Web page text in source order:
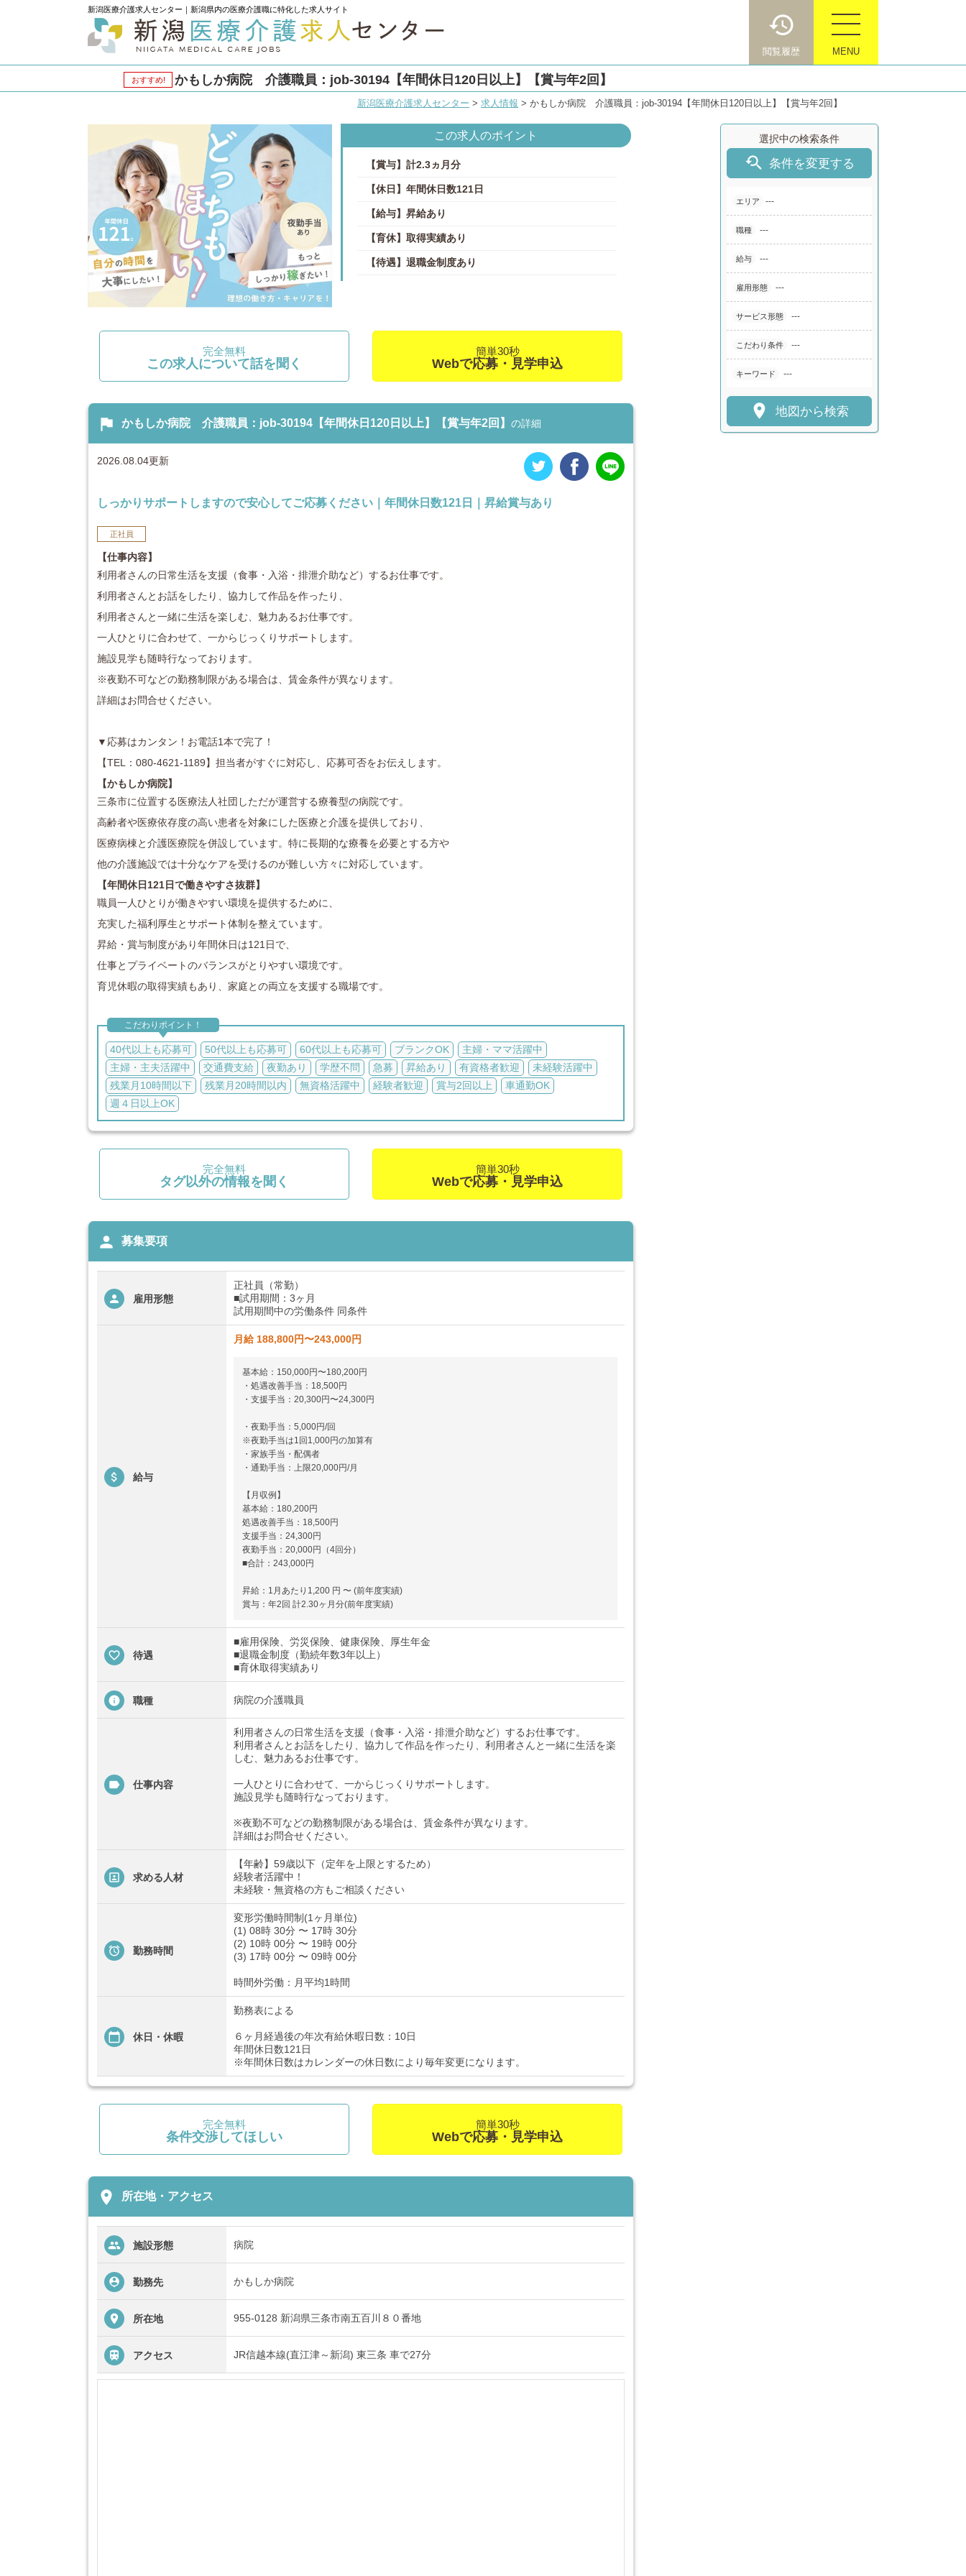
新潟医療介護求人センター｜新潟県内の医療介護職に特化した求人サイト
MENU
閲覧履歴
おすすめ! かもしか病院 介護職員：job-30194【年間休日120日以上】【賞与年2回】
新潟医療介護求人センター > 求人情報 > かもしか病院 介護職員：job-30194【年間休日120日以上】【賞与年2回】
選択中の検索条件
 条件を変更する
エリア ---
職種 ---
給与 ---
雇用形態 ---
サービス形態 ---
こだわり条件 ---
キーワード ---
 地図から検索
この求人のポイント
【賞与】計2.3ヵ月分
【休日】年間休日数121日
【給与】昇給あり
【育休】取得実績あり
【待遇】退職金制度あり
完全無料
この求人について話を聞く
簡単30秒
Webで応募・見学申込
flag かもしか病院 介護職員：job-30194【年間休日120日以上】【賞与年2回】 の詳細
2026.08.04更新
しっかりサポートしますので安心してご応募ください｜年間休日数121日｜昇給賞与あり
正社員
【仕事内容】
利用者さんの日常生活を支援（食事・入浴・排泄介助など）するお仕事です。
利用者さんとお話をしたり、協力して作品を作ったり、
利用者さんと一緒に生活を楽しむ、魅力あるお仕事です。
一人ひとりに合わせて、一からじっくりサポートします。
施設見学も随時行なっております。
※夜勤不可などの勤務制限がある場合は、賃金条件が異なります。
詳細はお問合せください。
▼応募はカンタン！お電話1本で完了！
【TEL：080-4621-1189】担当者がすぐに対応し、応募可否をお伝えします。
【かもしか病院】
三条市に位置する医療法人社団しただが運営する療養型の病院です。
高齢者や医療依存度の高い患者を対象にした医療と介護を提供しており、
医療病棟と介護医療院を併設しています。特に長期的な療養を必要とする方や
他の介護施設では十分なケアを受けるのが難しい方々に対応しています。
【年間休日121日で働きやすさ抜群】
職員一人ひとりが働きやすい環境を提供するために、
充実した福利厚生とサポート体制を整えています。
昇給・賞与制度があり年間休日は121日で、
仕事とプライベートのバランスがとりやすい環境です。
育児休暇の取得実績もあり、家庭との両立を支援する職場です。
こだわりポイント！
40代以上も応募可 50代以上も応募可 60代以上も応募可 ブランクOK
主婦・ママ活躍中
主婦・主夫活躍中
交通費支給 夜勤あり 学歴不問 急募 昇給あり 有資格者歓迎
未経験活躍中
残業月10時間以下
残業月20時間以内 無資格活躍中 経験者歓迎 賞与2回以上
車通勤OK
週４日以上OK
完全無料
タグ以外の情報を聞く
簡単30秒
Webで応募・見学申込
person 募集要項
雇用形態
正社員（常勤）
■試用期間：3ヶ月
試用期間中の労働条件 同条件
給与
月給 188,800円〜243,000円
基本給：150,000円〜180,200円
・処遇改善手当：18,500円
・支援手当：20,300円〜24,300円
・夜勤手当：5,000円/回
※夜勤手当は1回1,000円の加算有
・家族手当・配偶者
・通勤手当：上限20,000円/月
【月収例】
基本給：180,200円
処遇改善手当：18,500円
支援手当：24,300円
夜勤手当：20,000円（4回分）
■合計：243,000円
昇給：1月あたり1,200 円 〜 (前年度実績)
賞与：年2回 計2.30ヶ月分(前年度実績)
待遇
■雇用保険、労災保険、健康保険、厚生年金
■退職金制度（勤続年数3年以上）
■育休取得実績あり
職種 病院の介護職員
仕事内容
利用者さんの日常生活を支援（食事・入浴・排泄介助など）するお仕事です。
利用者さんとお話をしたり、協力して作品を作ったり、利用者さんと一緒に生活を楽
しむ、魅力あるお仕事です。
一人ひとりに合わせて、一からじっくりサポートします。
施設見学も随時行なっております。
※夜勤不可などの勤務制限がある場合は、賃金条件が異なります。
詳細はお問合せください。
求める人材
【年齢】59歳以下（定年を上限とするため）
経験者活躍中！
未経験・無資格の方もご相談ください
勤務時間
変形労働時間制(1ヶ月単位)
(1) 08時 30分 〜 17時 30分
(2) 10時 00分 〜 19時 00分
(3) 17時 00分 〜 09時 00分
時間外労働：月平均1時間
休日・休暇
勤務表による
６ヶ月経過後の年次有給休暇日数：10日
年間休日数121日
※年間休日数はカレンダーの休日数により毎年変更になります。
完全無料
条件交渉してほしい
簡単30秒
Webで応募・見学申込
place 所在地・アクセス
施設形態 病院
勤務先 かもしか病院
所在地 955-0128 新潟県三条市南五百川８０番地
アクセス JR信越本線(直江津～新潟) 東三条 車で27分